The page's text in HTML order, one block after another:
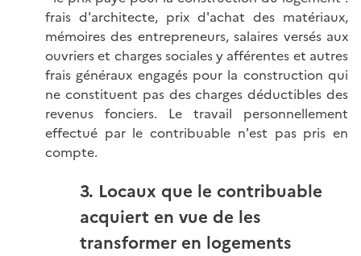
frais d'architecte, prix d'achat des matériaux,
mémoires des entrepreneurs, salaires versés aux
ouvriers et charges sociales y afférentes et autres
frais généraux engagés pour la construction qui
ne constituent pas des charges déductibles des
revenus fonciers. Le travail personnellement
effectué par le contribuable n'est pas pris en
compte.
3. Locaux que le contribuable
acquiert en vue de les
transformer en logements